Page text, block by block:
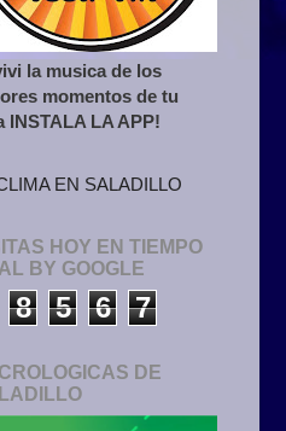
la musica de los
momentos de tu
INSTALA LA APP!
EN SALADILLO
HOY EN TIEMPO
BY GOOGLE
8 5 6 7
DE